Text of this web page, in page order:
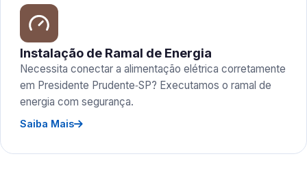
Instalação de Ramal de Energia
Necessita conectar a alimentação elétrica corretamente
em Presidente Prudente‑SP? Executamos o ramal de
energia com segurança.
Saiba Mais